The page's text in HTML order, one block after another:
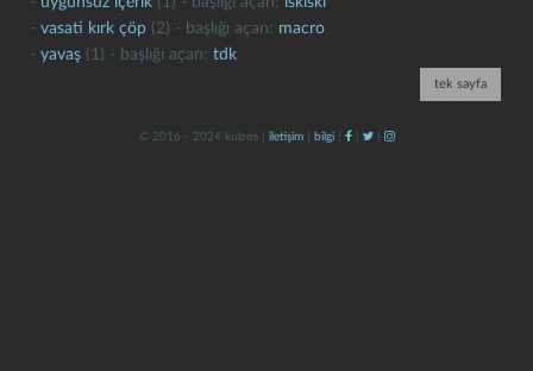
- vasati kırk çöp (2) - başlığı açan: macro
- yavaş (1) - başlığı açan: tdk
tek sayfa
© 2016 - 2024 kulzos | iletişim| bilgi| | |